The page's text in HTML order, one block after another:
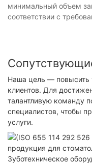
минимальный объем
соответствии с
Наша цель — повысить
клиентов. Для
талантливую команду
специалистов, чтобы
услуги.